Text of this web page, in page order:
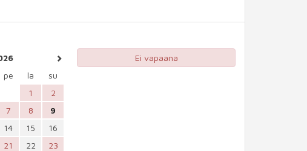
pe la
su
1
2
7 8
9
14 15
16
21 22
23
Ei vapaana